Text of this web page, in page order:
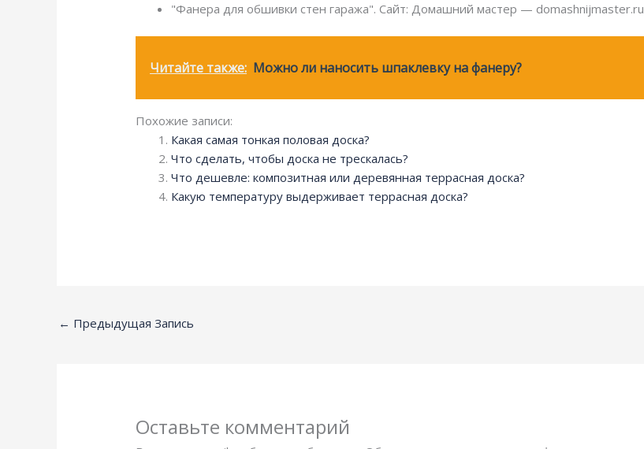
"Фанера для обшивки стен гаража". Сайт: Домашний мастер — domashnijmaster.ru
Читайте также: Можно ли наносить шпаклевку на фанеру?
Похожие записи:
Какая самая тонкая половая доска?
Что сделать, чтобы доска не трескалась?
Что дешевле: композитная или деревянная террасная доска?
Какую температуру выдерживает террасная доска?
← Предыдущая Запись
Оставьте комментарий